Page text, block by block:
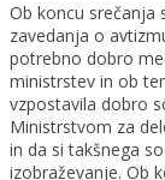
Ob koncu srečanja
zavedanja o
potrebno dobro
ministrstev in ob
vzpostavila dobro
Ministrstvom za
in da si takšnega
izobraževanje. Ob